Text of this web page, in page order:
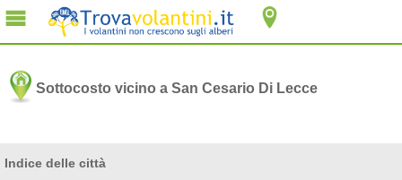
Sottocosto vicino a San Cesario Di Lecce
Indice delle città